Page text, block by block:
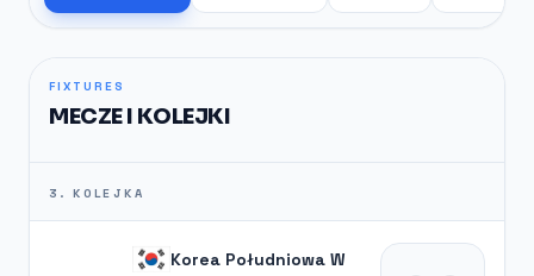
FIXTURES
MECZE I KOLEJKI
3. KOLEJKA
Korea Południowa W